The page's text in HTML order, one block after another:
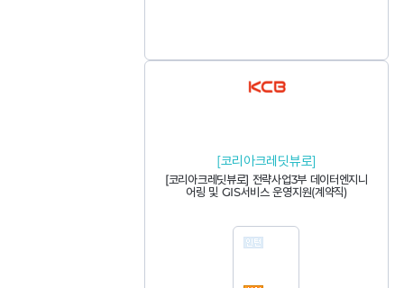
[코리아크레딧뷰로]
[코리아크레딧뷰로] 전략사업3부 데이터엔지니
어링 및 GIS서비스 운영지원(계약직)